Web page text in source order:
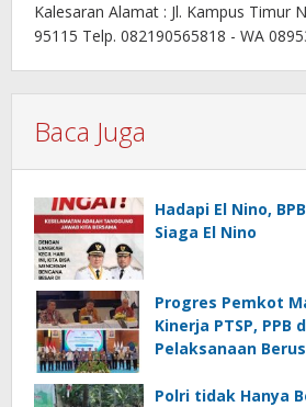
Kalesaran Alamat : Jl. Kampus Timur
95115 Telp. 082190565818 - WA
Baca Juga
Hadapi El Nino,
Siaga El Nino
Progres Pemkot
Kinerja PTSP, PPB
Pelaksanaan
dan Hilirisasi/BKPM
Polri tidak Hanya